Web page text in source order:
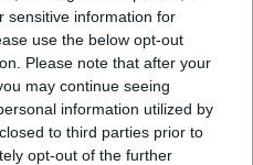
sensitive information for
use the below opt-out
Please note that after your
may continue seeing
information utilized by
to third parties prior to
opt-out of the further
del mediano
Oscar Damiani, ha
di richieste
lo vorrebbe
e Genoa,e girato
dei tanti scambiche